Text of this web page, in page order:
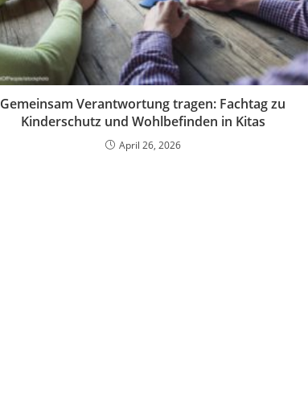
Gemeinsam Verantwortung tragen: Fachtag zu
Kinderschutz und Wohlbefinden in Kitas
April 26, 2026